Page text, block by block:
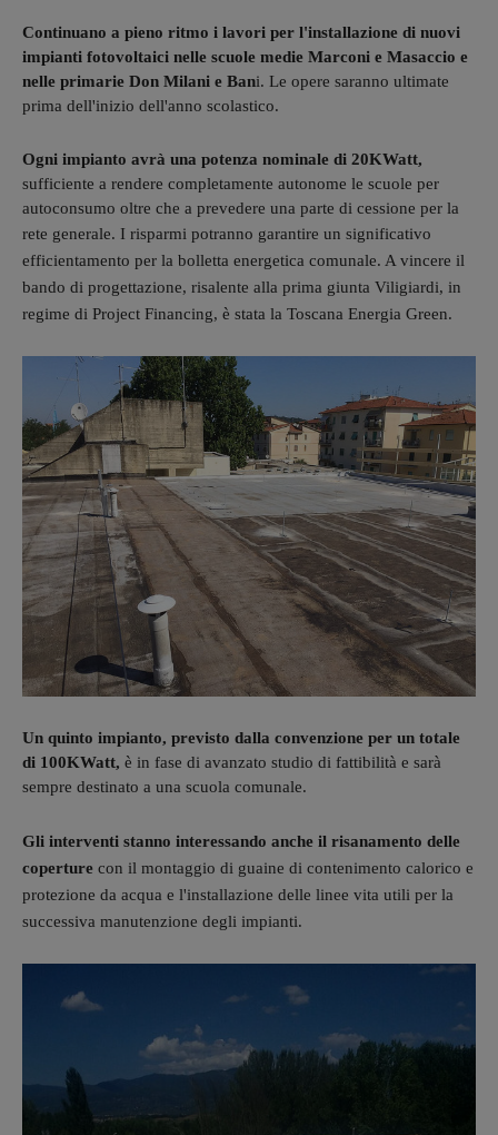
Continuano a pieno ritmo i lavori per l'installazione di nuovi
impianti fotovoltaici nelle scuole medie Marconi e Masaccio e
nelle primarie Don Milani e Bani. Le opere saranno ultimate
prima dell'inizio dell'anno scolastico.
Ogni impianto avrà una potenza nominale di 20KWatt,
sufficiente a rendere completamente autonome le scuole per
autoconsumo oltre che a prevedere una parte di cessione per la
rete generale. I risparmi potranno garantire un significativo
efficientamento per la bolletta energetica comunale. A vincere il
bando di progettazione, risalente alla prima giunta Viligiardi, in
regime di Project Financing, è stata la Toscana Energia Green.
Un quinto impianto, previsto dalla convenzione per un totale
di 100KWatt, è in fase di avanzato studio di fattibilità e sarà
sempre destinato a una scuola comunale.
Gli interventi stanno interessando anche il risanamento delle
coperture con il montaggio di guaine di contenimento calorico e
protezione da acqua e l'installazione delle linee vita utili per la
successiva manutenzione degli impianti.